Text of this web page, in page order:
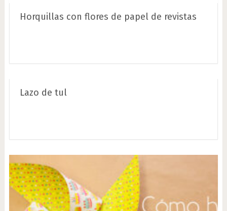
Horquillas con flores de papel de revistas
Lazo de tul